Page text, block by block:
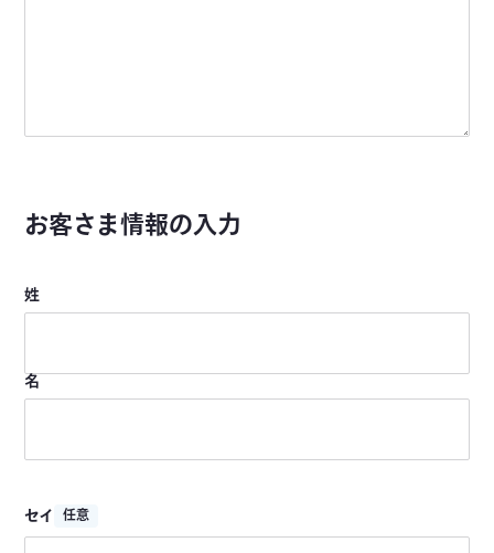
お客さま情報の入力
姓
名
セイ 任意